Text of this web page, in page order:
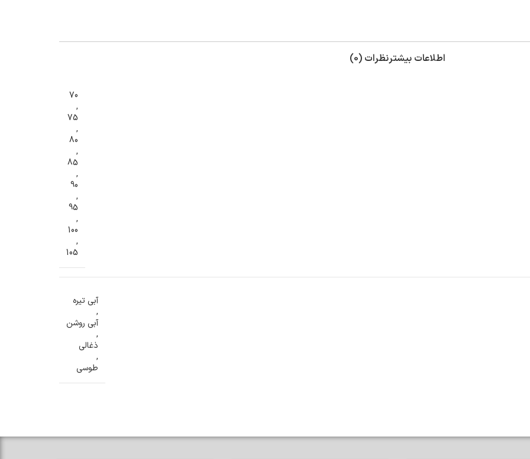
اطلاعات بیشترنظرات (0)
70
,
75
,
80
,
85
,
90
,
95
,
100
,
105
آبی تیره
,
آبی روشن
,
ذغالی
,
طوسی